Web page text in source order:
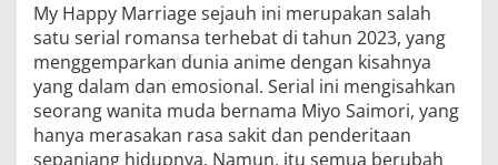
My Happy Marriage sejauh ini merupakan salah
satu serial romansa terhebat di tahun 2023, yang
menggemparkan dunia anime dengan kisahnya
yang dalam dan emosional. Serial ini mengisahkan
seorang wanita muda bernama Miyo Saimori, yang
hanya merasakan rasa sakit dan penderitaan
sepanjang hidupnya. Namun, itu semua berubah